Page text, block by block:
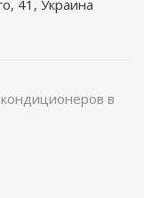
41, Украина
в